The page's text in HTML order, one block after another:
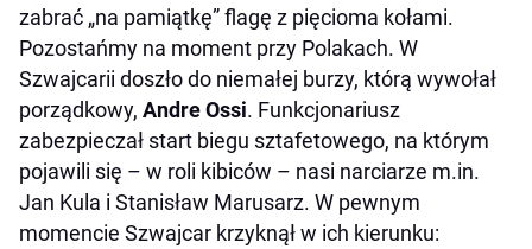
zabrać „na pamiątkę” flagę z pięcioma kołami.
Pozostańmy na moment przy Polakach. W
Szwajcarii doszło do niemałej burzy, którą wywołał
porządkowy, Andre Ossi. Funkcjonariusz
zabezpieczał start biegu sztafetowego, na którym
pojawili się – w roli kibiców – nasi narciarze m.in.
Jan Kula i Stanisław Marusarz. W pewnym
momencie Szwajcar krzyknął w ich kierunku: